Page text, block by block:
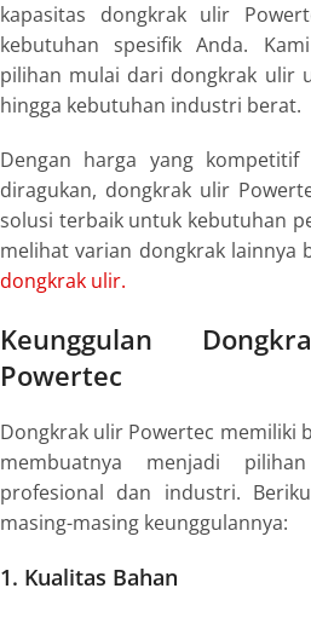
kapasitas dongkrak ulir
kebutuhan spesifik Anda.
pilihan mulai dari dongkrak ulir
hingga kebutuhan industri berat.
Dengan harga yang
diragukan, dongkrak ulir
solusi terbaik untuk kebutuhan
melihat varian dongkrak lainnya
dongkrak ulir.
Keunggulan
Powertec
Dongkrak ulir Powertec memiliki
membuatnya menjadi
profesional dan industri.
masing-masing keunggulannya:
1. Kualitas Bahan